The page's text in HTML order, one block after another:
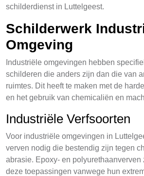
schilderdienst in Luttelgeest.
Schilderwerk
Omgeving
Industriële omgevingen hebben
schilderen die anders zijn dan die van
ruimtes. Dit heeft te maken met de
en het gebruik van chemicaliën en
Industriële Verfsoorten
Voor industriële omgevingen in
verven nodig die bestendig zijn tegen
abrasie. Epoxy- en polyurethaanverven
deze toepassingen vanwege hun